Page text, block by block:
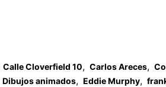
Calle Cloverfield 10, Carlos Areces,
Dibujos animados, Eddie Murphy,